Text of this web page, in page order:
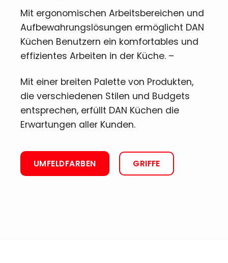
Mit ergonomischen Arbeitsbereichen und
Aufbewahrungslösungen ermöglicht DAN
Küchen Benutzern ein komfortables und
effizientes Arbeiten in der Küche. –
Mit einer breiten Palette von Produkten,
die verschiedenen Stilen und Budgets
entsprechen, erfüllt DAN Küchen die
Erwartungen aller Kunden.
UMFELDFARBEN GRIFFE